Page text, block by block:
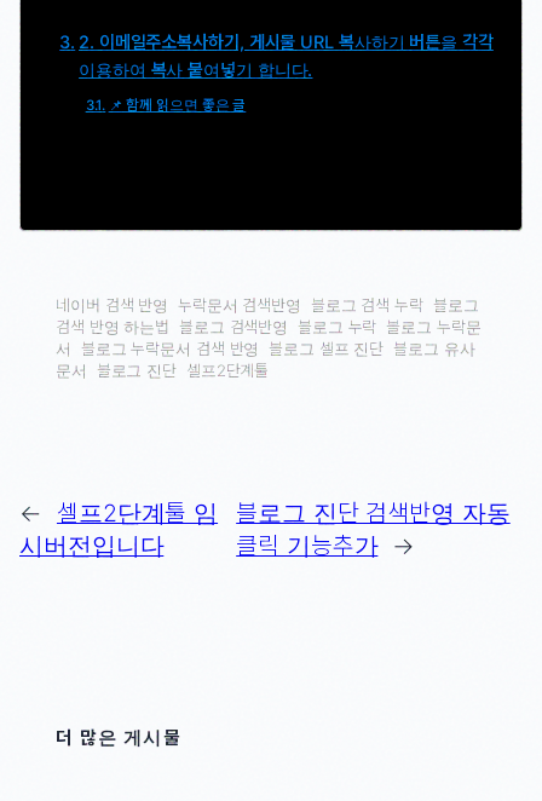
2. 이메일주소복사하기, 게시물 URL 복사하기 버튼을 각각
이용하여 복사 붙여넣기 합니다.
📌 함께 읽으면 좋은 글
네이버 검색 반영 누락문서 검색반영 블로그 검색 누락 블로그
검색 반영 하는법
블로그 검색반영 블로그 누락 블로그 누락문
서
블로그 누락문서 검색 반영 블로그 셀프 진단 블로그 유사
문서
블로그 진단 셀프2단계툴
←
셀프2단계툴 임
시버전입니다
블로그 진단 검색반영 자동
클릭 기능추가 →
더 많은 게시물